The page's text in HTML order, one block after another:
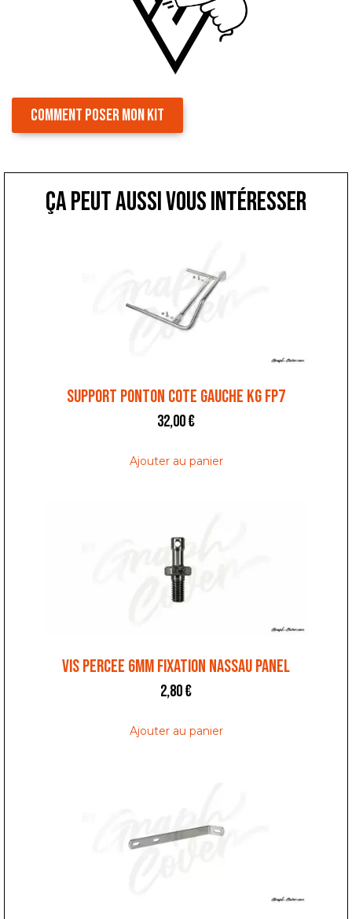
COMMENT POSER MON KIT
ça peut aussi vous intéresser
SUPPORT PONTON COTE GAUCHE KG FP7
32,00€
Ajouter au panier
VIS PERCEE 6MM FIXATION NASSAU PANEL
2,80€
Ajouter au panier